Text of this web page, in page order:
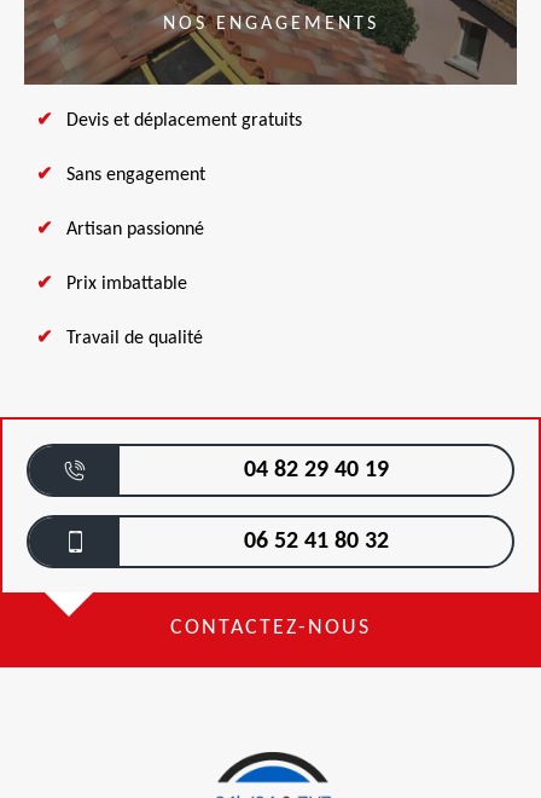
NOS ENGAGEMENTS
Devis et déplacement gratuits
Sans engagement
Artisan passionné
Prix imbattable
Travail de qualité
04 82 29 40 19
06 52 41 80 32
CONTACTEZ-NOUS